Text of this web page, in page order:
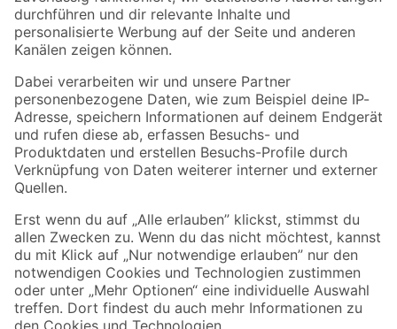
Folge uns
Zahlungsarten Versandarten
Sicher einkaufen
Jetzt die toom-App herunterladen